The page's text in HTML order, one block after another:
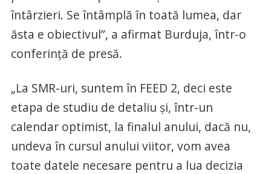
întârzieri. Se întâmplă în toată lumea, dar
ăsta e obiectivul”, a afirmat Burduja, într-o
conferinţă de presă.
„La SMR-uri, suntem în FEED 2, deci este
etapa de studiu de detaliu şi, într-un
calendar optimist, la finalul anului, dacă nu,
undeva în cursul anului viitor, vom avea
toate datele necesare pentru a lua decizia